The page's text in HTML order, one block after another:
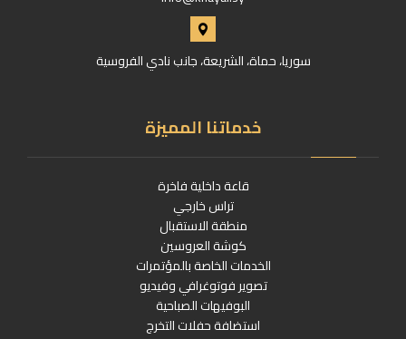
سوريا، حماة، الشريعة، جانب نادي الفروسية
خدماتنا المميزة
قاعة داخلية فاخرة
تراس خارجي
منطقة الاستقبال
كوشة العروسين
الخدمات الخاصة بالمؤتمرات
تصوير فوتوغرافي وفيديو
البوفيهات الصباحية
استضافة حفلات التخرج